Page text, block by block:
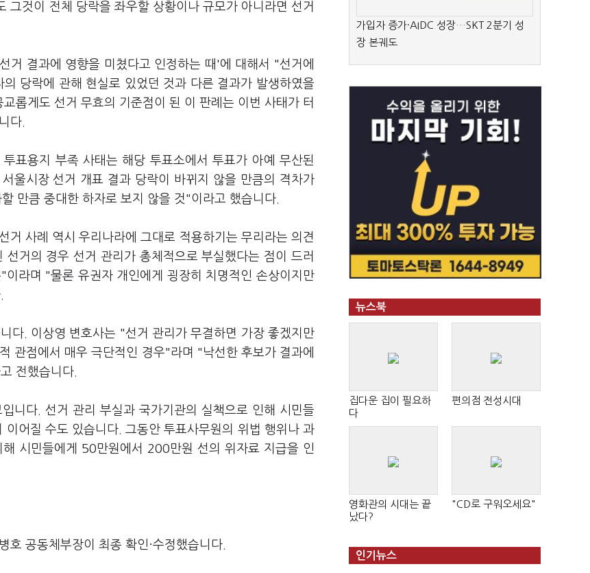
그것이 전체 당락을 좌우할 상황이나 규모가 아니라면 선거
결과에 영향을 미쳤다고 인정하는 때'에 대해서 "선거에
당락에 관해 현실로 있었던 것과 다른 결과가 발생하였을
롭게도 선거 무효의 기준점이 된 이 판례는 이번 사태가 터
다.
표용지 부족 사태는 해당 투표소에서 투표가 아예 무산된
울시장 선거 개표 결과 당락이 바뀌지 않을 만큼의 격차가
만큼 중대한 하자로 보지 않을 것"이라고 했습니다.
사례 역시 우리나라에 그대로 적용하기는 무리라는 의견
거의 경우 선거 관리가 총체적으로 부실했다는 점이 드러
라며 "물론 유권자 개인에게 굉장히 치명적인 손상이지만
다. 이상영 변호사는 "선거 관리가 무결하면 가장 좋겠지만
관점에서 매우 극단적인 경우"라며 "낙선한 후보가 결과에
전했습니다.
니다. 선거 관리 부실과 국가기관의 실책으로 인해 시민들
어질 수도 있습니다. 그동안 투표사무원의 위법 행위나 과
시민들에게 50만원에서 200만원 선의 위자료 지급을 인
공동체부장이 최종 확인·수정했습니다.
가입자 증가·AIDC 성장…SKT 2분기 성
장 본궤도
뉴스북
집다운 집이 필요하
다
편의점 전성시대
영화관의 시대는 끝
났다?
"CD로 구워오세요"
인기뉴스